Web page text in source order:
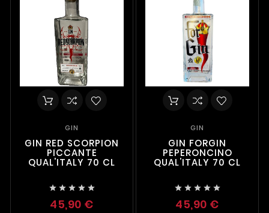
GIN
GIN RED SCORPION
PICCANTE
QUAL'ITALY 70 CL
    
45,90 €
GIN
GIN FORGIN
PEPERONCINO
QUAL'ITALY 70 CL
    
45,90 €